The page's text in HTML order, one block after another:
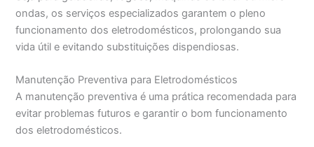
ondas, os serviços especializados garantem o pleno
funcionamento dos eletrodomésticos, prolongando sua
vida útil e evitando substituições dispendiosas.
Manutenção Preventiva para Eletrodomésticos
A manutenção preventiva é uma prática recomendada para
evitar problemas futuros e garantir o bom funcionamento
dos eletrodomésticos.